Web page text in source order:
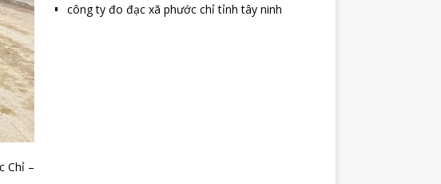
Chỉ –
công ty đo đạc xã phước chỉ tỉnh tây ninh